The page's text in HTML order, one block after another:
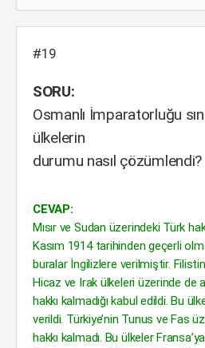
#19
SORU:
Osmanlı İmparatorluğu
ülkelerin
durumu nasıl çözümlendi?
CEVAP:
Mısır ve Sudan üzerindeki Türk
Kasım 1914 tarihinden geçerli
buralar İngilizlere verilmiştir.
Hicaz ve Irak ülkeleri üzerinde de
hakkı kalmadığı kabul edildi. Bu
verildi. Türkiye’nin Tunus ve Fas
hakkı kalmadı. Bu ülkeler